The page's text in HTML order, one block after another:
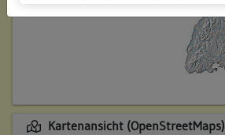
Kartenansicht (OpenStreetMaps)